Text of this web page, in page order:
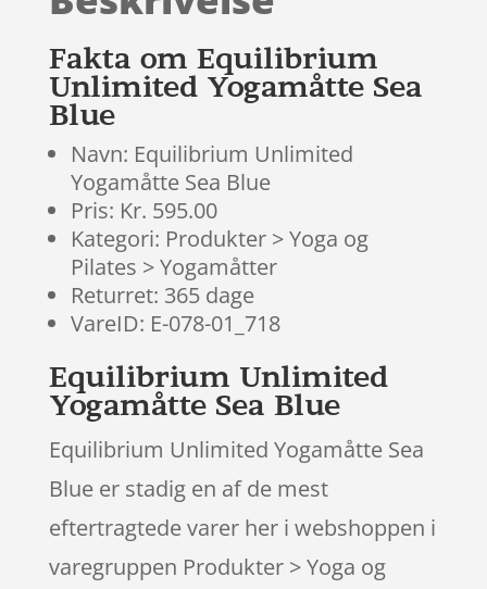
mmelser
Fakta om Equilibrium
Unlimited Yogamåtte Sea
Blue
Navn: Equilibrium Unlimited
Yogamåtte Sea Blue
Pris: Kr. 595.00
Kategori: Produkter > Yoga og
Pilates > Yogamåtter
Returret: 365 dage
VareID: E-078-01_718
Equilibrium Unlimited
Yogamåtte Sea Blue
Equilibrium Unlimited Yogamåtte Sea
Blue er stadig en af de mest
eftertragtede varer her i webshoppen i
varegruppen Produkter > Yoga og